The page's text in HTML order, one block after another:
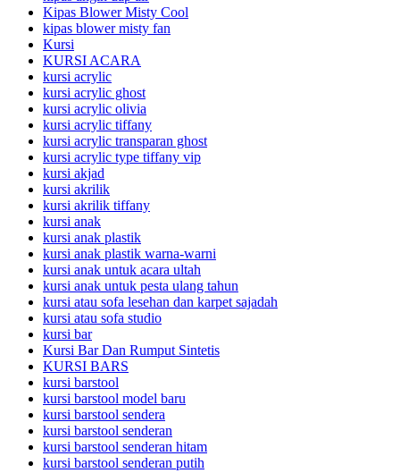
Kipas Blower Misty Cool
kipas blower misty fan
Kursi
KURSI ACARA
kursi acrylic
kursi acrylic ghost
kursi acrylic olivia
kursi acrylic tiffany
kursi acrylic transparan ghost
kursi acrylic type tiffany vip
kursi akjad
kursi akrilik
kursi akrilik tiffany
kursi anak
kursi anak plastik
kursi anak plastik warna-warni
kursi anak untuk acara ultah
kursi anak untuk pesta ulang tahun
kursi atau sofa lesehan dan karpet sajadah
kursi atau sofa studio
kursi bar
Kursi Bar Dan Rumput Sintetis
KURSI BARS
kursi barstool
kursi barstool model baru
kursi barstool sendera
kursi barstool senderan
kursi barstool senderan hitam
kursi barstool senderan putih